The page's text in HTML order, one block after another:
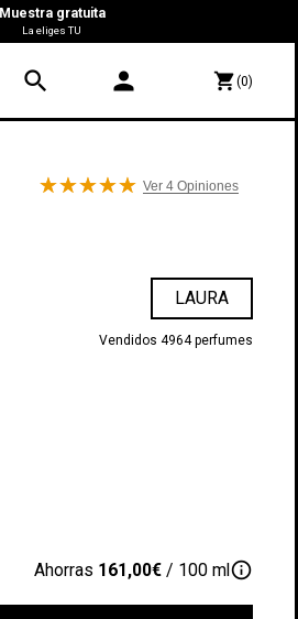
Muestra gratuita
La eliges TU
search person shopping_cart(0)
Ver 4 Opiniones
LAURA
Vendidos 4964 perfumes
Ahorras 161,00€ / 100 mlinfo_outline